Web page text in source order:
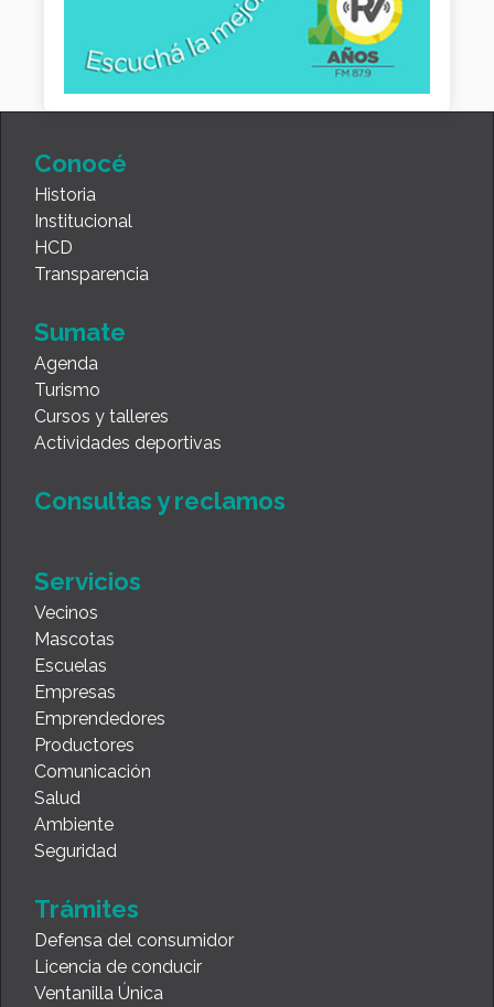
Conocé
Historia
Institucional
HCD
Transparencia
Sumate
Agenda
Turismo
Cursos y talleres
Actividades deportivas
Consultas y reclamos
Servicios
Vecinos
Mascotas
Escuelas
Empresas
Emprendedores
Productores
Comunicación
Salud
Ambiente
Seguridad
Trámites
Defensa del consumidor
Licencia de conducir
Ventanilla Única